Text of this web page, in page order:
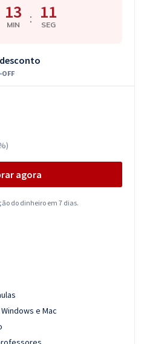
13
MIN : 10
SEG
OFF
agora
do dinheiro em 7 dias.
e Mac